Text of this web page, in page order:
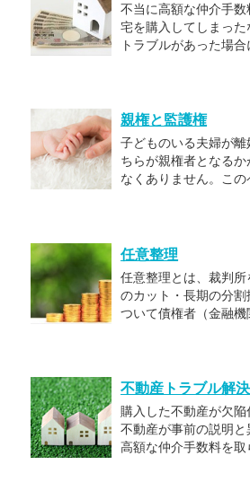
不当に高額な仲介手
宅を購入してしまっ
トラブルがあった場
親権と監護権
子どものいる夫婦が
ちらが親権者となる
なくありません。こ
任意整理
任意整理とは、裁判
のカット・長期の分
ついて債権者（金融
不動産トラブル解
購入した不動産が欠
不動産が事前の説明
高額な仲介手数料を